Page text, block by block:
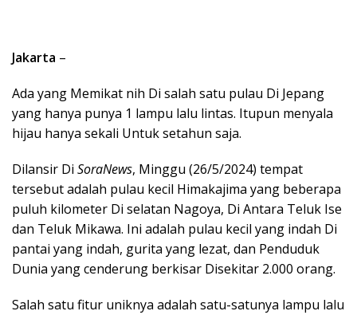
Jakarta –
Ada yang Memikat nih Di salah satu pulau Di Jepang
yang hanya punya 1 lampu lalu lintas. Itupun menyala
hijau hanya sekali Untuk setahun saja.
Dilansir Di SoraNews, Minggu (26/5/2024) tempat
tersebut adalah pulau kecil Himakajima yang beberapa
puluh kilometer Di selatan Nagoya, Di Antara Teluk Ise
dan Teluk Mikawa. Ini adalah pulau kecil yang indah Di
pantai yang indah, gurita yang lezat, dan Penduduk
Dunia yang cenderung berkisar Disekitar 2.000 orang.
Salah satu fitur uniknya adalah satu-satunya lampu lalu